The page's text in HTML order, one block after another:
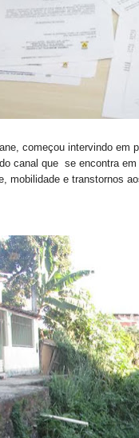
começou intervindo em
canal que se encontra
mobilidade e transtornos